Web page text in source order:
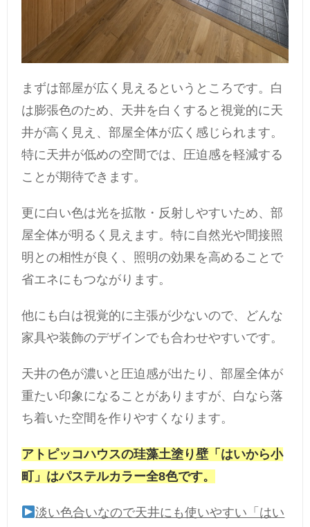
まずは部屋が広く見えるというところです。白
は膨張色のため、天井を白くすると視覚的に天
井が高く見え、部屋全体が広く感じられます。
特に天井が低めの空間では、圧迫感を軽減する
ことが期待できます。
更に白い色は光を拡散・反射しやすいため、部
屋全体が明るく見えます。特に自然光や間接照
明との相性が良く、照明の効果を高めることで
省エネにもつながります。
他にも白は視覚的に主張が少ないので、どんな
家具や装飾のデザインでも合わせやすいです。
天井の色が濃いと圧迫感が出たり、部屋全体が
重たい印象になることがありますが、白なら落
ち着いた空間を作りやすくなります。
アトピッコハウスの珪藻土塗り壁「はいから小
町」はパステルカラー全8色です。
淡い色合いなので天井にも使いやすい「はい